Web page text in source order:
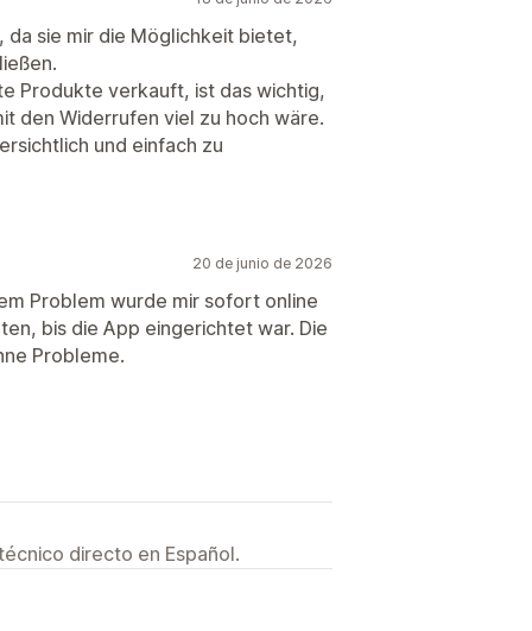
da sie mir die Möglichkeit bietet,
Produkte verkauft, ist das wichtig,
den Widerrufen viel zu hoch wäre.
und einfach zu
20 de junio de 2026
Problem wurde mir sofort online
bis die App eingerichtet war. Die
Probleme.
directo en Español.